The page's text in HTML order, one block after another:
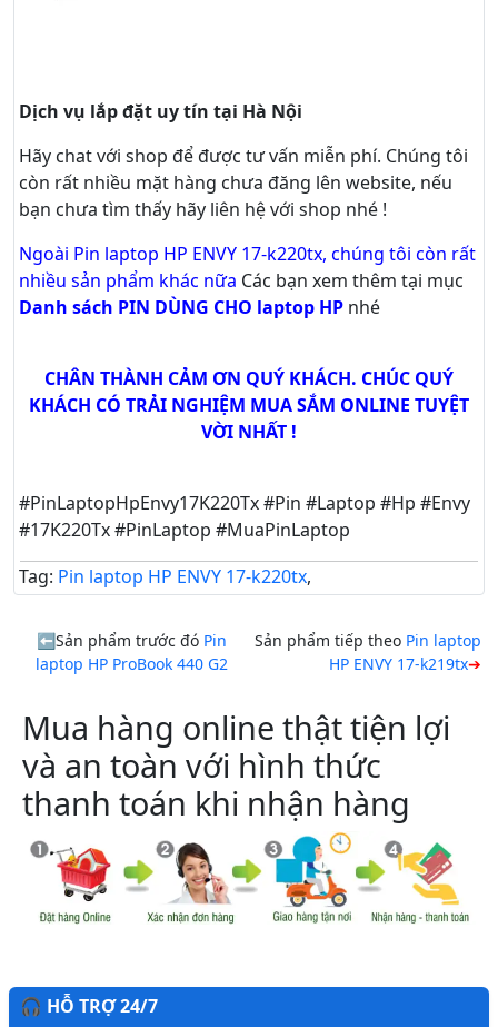
Dịch vụ lắp đặt uy tín tại Hà Nội
Hãy chatvới shop để được tư vấn miễn phí. Chúng tôi
còn rất nhiều mặt hàng chưa đăng lên website, nếu
bạn chưa tìm thấy hãy liên hệ với shop nhé !
Ngoài Pin laptop HP ENVY 17-k220tx, chúng tôi còn rất
nhiều sản phẩm khác nữa Các bạn xem thêm tại mục
Danh sách PIN DÙNG CHO laptop HP nhé
CHÂN THÀNH CẢM ƠN QUÝ KHÁCH. CHÚC QUÝ
KHÁCH CÓ TRẢI NGHIỆM MUA SẮM ONLINE TUYỆT
VỜI NHẤT !
#PinLaptopHpEnvy17K220Tx #Pin #Laptop #Hp #Envy
#17K220Tx #PinLaptop #MuaPinLaptop
Tag: Pin laptop HP ENVY 17-k220tx,
Sản phẩm trước đó Pin
laptop HP ProBook 440 G2
Sản phẩm tiếp theo Pin laptop
HP ENVY 17-k219tx
Mua hàng online thật tiện lợi
và an toàn với hình thức
thanh toán khi nhận hàng
🎧 HỖ TRỢ 24/7